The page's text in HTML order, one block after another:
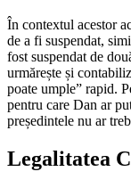
În contextul acestor
de a fi suspendat,
fost suspendat de
urmărește și
poate umple” rapid.
pentru care Dan ar
președintele nu ar
Legalitatea